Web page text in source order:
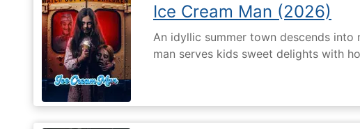
Ice Cream Man (2026)
An idyllic summer town descends into
man serves kids sweet delights with